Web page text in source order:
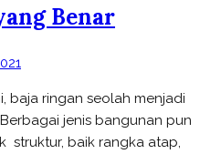
Benar
baja ringan seolah menjadi
jenis bangunan pun
struktur, baik rangka atap,